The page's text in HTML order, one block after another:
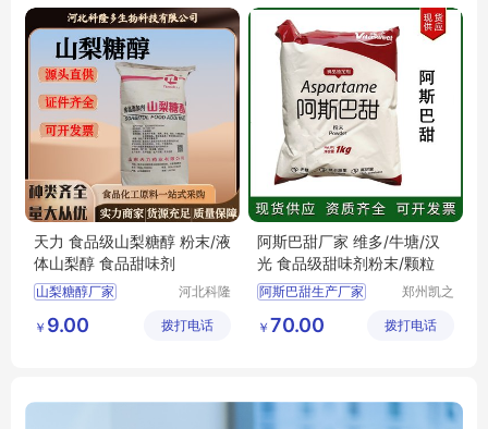
天力 食品级山梨糖醇 粉末/液
体山梨醇 食品甜味剂
山梨糖醇厂家
食品级山梨糖醇
河北科隆
技有限公
￥ 9.00 拨打电话
阿斯巴甜厂家 维多/牛塘/汉
光 食品级甜味剂粉末/颗粒
阿斯巴甜生产厂家
食品级阿斯巴甜厂家
郑州凯之
加剂有限
￥ 70.00 拨打电话